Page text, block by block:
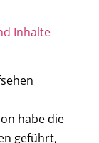
Inhalte
habe die
geführt,